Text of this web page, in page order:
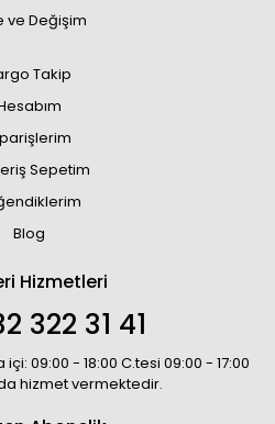
ve Değişim
Takip
Sepetim
Blog
Hizmetleri
322 31 41
09:00 - 18:00 C.tesi 09:00 - 17:00
hizmet vermektedir.